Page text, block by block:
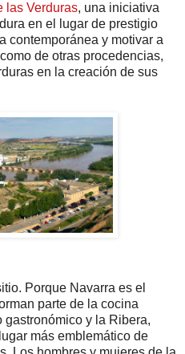
las Verduras, una iniciativa
en el lugar de prestigio
contemporánea y motivar a
de otras procedencias,
en la creación de sus
Porque Navarra es el
parte de la cocina
y la Ribera,
más emblemático de